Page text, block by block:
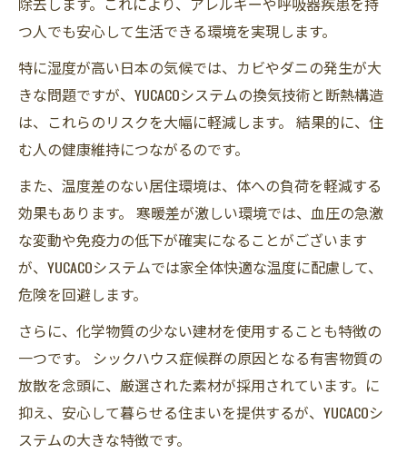
つ人でも安心して生活できる環境を実現します。
特に湿度が高い日本の気候では、カビやダニの発生が大
きな問題ですが、YUCACOシステムの換気技術と断熱構造
は、これらのリスクを大幅に軽減します。 結果的に、住
む人の健康維持につながるのです。
また、温度差のない居住環境は、体への負荷を軽減する
効果もあります。 寒暖差が激しい環境では、血圧の急激
な変動や免疫力の低下が確実になることがございます
が、YUCACOシステムでは家全体快適な温度に配慮して、
危険を回避します。
さらに、化学物質の少ない建材を使用することも特徴の
一つです。 シックハウス症候群の原因となる有害物質の
放散を念頭に、厳選された素材が採用されています。に
抑え、安心して暮らせる住まいを提供するが、YUCACOシ
ステムの大きな特徴です。